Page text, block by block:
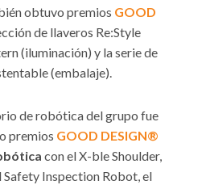
obtuvo premios GOOD
de llaveros Re:Style
(iluminación) y la serie de
(embalaje).
de robótica del grupo fue
premios GOOD DESIGN®
con el X-ble Shoulder,
Inspection Robot, el